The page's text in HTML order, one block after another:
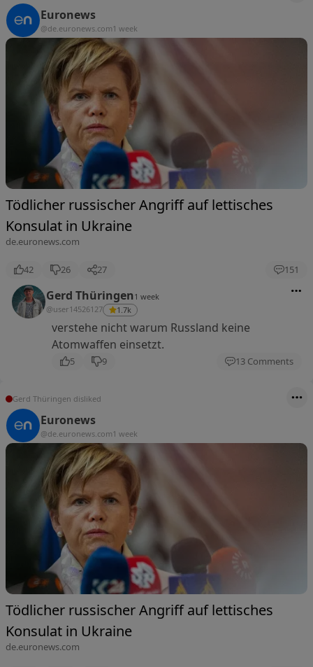
Euronews
@de.euronews.com1 week
Tödlicher russischer Angriff auf lettisches
Konsulat in Ukraine
de.euronews.com
42 26 27 151
Gerd Thüringen1 week
@user14526127
1.7k
verstehe nicht warum Russland keine
Atomwaffen einsetzt.
5 9 13 Comments
Gerd Thüringen disliked
Euronews
@de.euronews.com1 week
Tödlicher russischer Angriff auf lettisches
Konsulat in Ukraine
de.euronews.com